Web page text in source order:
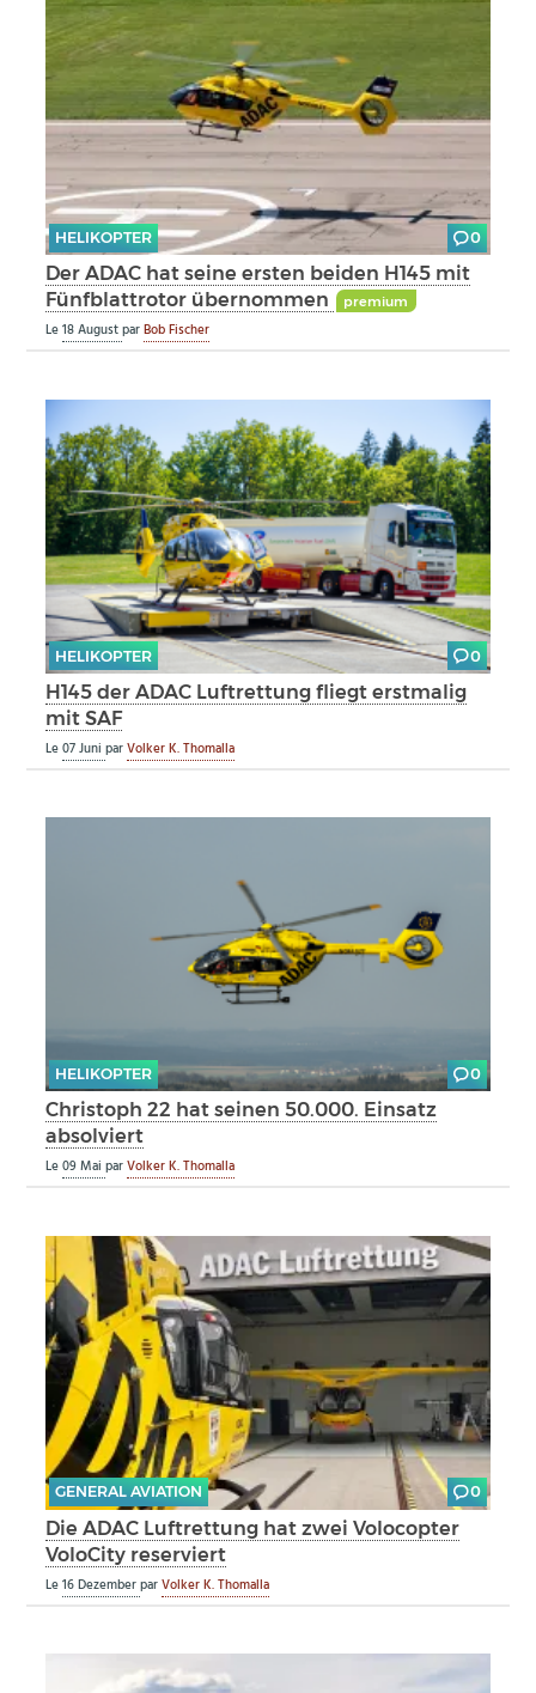
HELIKOPTER 0
Der ADAC hat seine ersten beiden H145 mit
Fünfblattrotor übernommen
premium
Le18 AugustparBob Fischer
HELIKOPTER 0
H145 der ADAC Luftrettung fliegt erstmalig
mit SAF
Le07 JuniparVolker K. Thomalla
HELIKOPTER 0
Christoph 22 hat seinen 50.000. Einsatz
absolviert
Le09 MaiparVolker K. Thomalla
GENERAL AVIATION 0
Die ADAC Luftrettung hat zwei Volocopter
VoloCity reserviert
Le16 DezemberparVolker K. Thomalla